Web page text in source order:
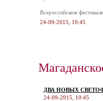
Всероссийском
24-09-2015, 10:45
ДВА НОВЫХ
24-09-2015, 10:45